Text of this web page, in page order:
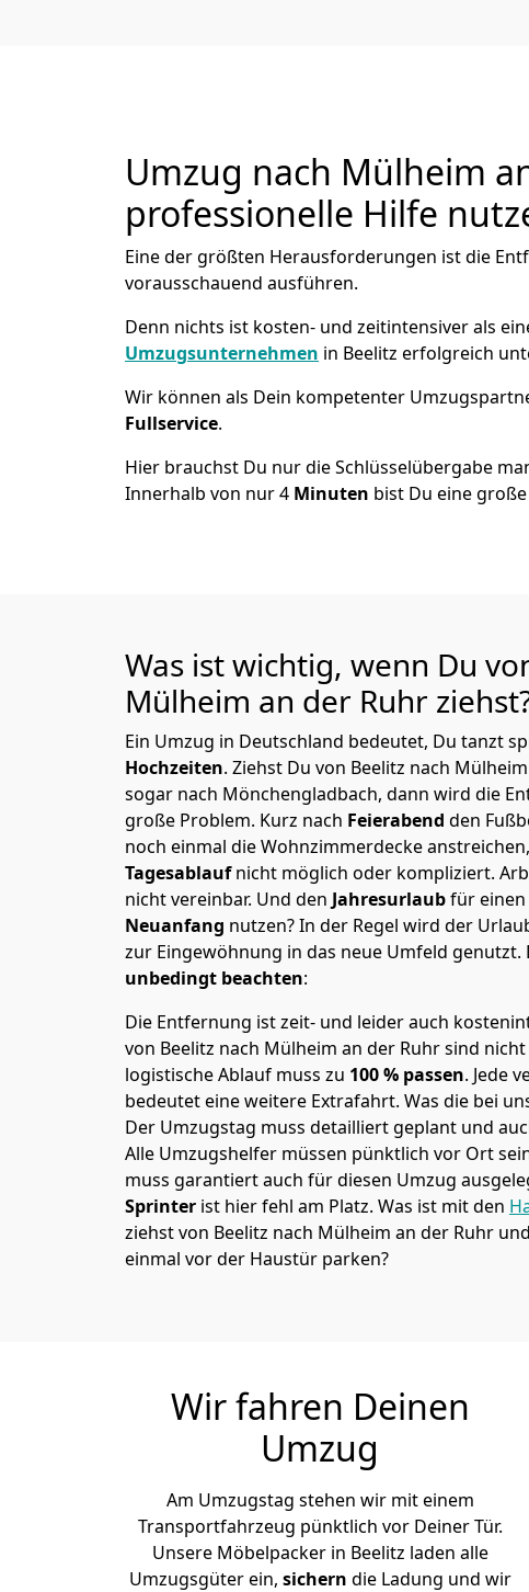
Umzug nach Mülheim
professionelle Hilfe
Eine der größten Herausforderungen ist die
vorausschauend ausführen.
Denn nichts ist kosten- und zeitintensiver als
Umzugsunternehmen in Beelitz erfolgreich
Wir können als Dein kompetenter
Fullservice.
Hier brauchst Du nur die Schlüsselübergabe
Innerhalb von nur 4 Minuten bist Du eine
Was ist wichtig, wenn Du
Mülheim an der Ruhr
Ein Umzug in Deutschland bedeutet, Du tanzt
Hochzeiten. Ziehst Du von Beelitz nach
sogar nach Mönchen­gladbach, dann wird die
große Problem. Kurz nach Feierabend den
noch einmal die Wohnzimmerdecke
Tagesablaufnicht möglich oder kompliziert.
nicht vereinbar. Und den Jahresurlaubfür einen
Neuanfang nutzen? In der Regel wird der
zur Eingewöhnung in das neue Umfeld genutzt.
unbedingt beachten:
Die Entfernung ist zeit- und leider auch
von Beelitz nach Mülheim an der Ruhr sind
logistische Ablauf muss zu 100 % passen. Jede
bedeutet eine weitere Extrafahrt. Was die bei
Der Umzugstag muss detailliert geplant und
Alle Umzugshelfer müssen pünktlich vor Ort
muss garantiert auch für diesen Umzug
Sprinter ist hier fehl am Platz. Was ist mit den
ziehst von Beelitz nach Mülheim an der Ruhr
einmal vor der Haustür parken?
Wir fahren Deinen
Umzug
Am Umzugstag stehen wir mit einem
Transportfahrzeug pünktlich vor Deiner Tür.
Unsere Möbelpacker in Beelitz laden alle
Umzugsgüter ein, sichern die Ladung und wir